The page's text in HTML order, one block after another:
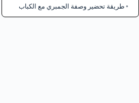
طريقة تحضير وصفة الجمبري مع الكباب